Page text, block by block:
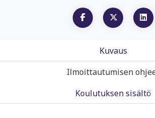
Kuvaus
Ilmoittautumisen
Koulutuksen sisältö